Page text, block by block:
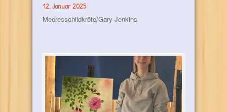
12. Januar 2025
Meeresschildkröte/Gary Jenkins